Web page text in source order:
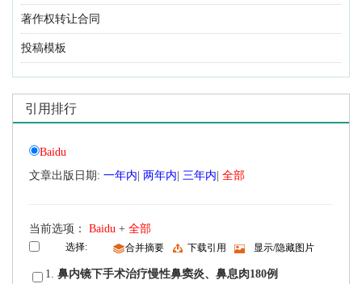
著作权转让合同
投稿模板
文章出版日期:
当前选项： +
1.